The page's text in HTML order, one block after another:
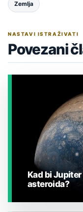
Zemlja
NASTAVI ISTRAŽIVATI
Povezani
Kad bi
asteroida?